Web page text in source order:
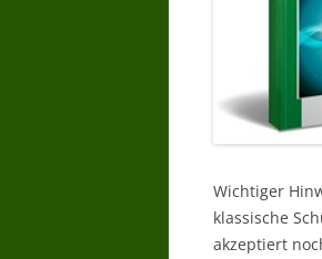
Wichtiger
klassische
akzeptiert